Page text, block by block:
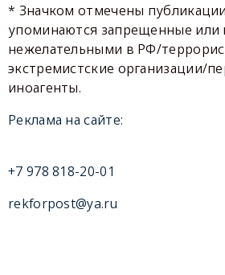
* Значком отмечены
упоминаются запрещенные или
нежелательными в РФ/
экстремистские организации/
иноагенты.
Реклама на сайте:
+7 978 818-20-01
rekforpost@ya.ru